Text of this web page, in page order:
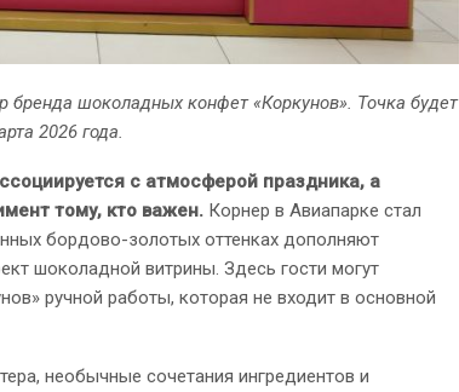
бренда шоколадных конфет «Коркунов». Точка будет
2026 года.
с атмосферой праздника, а
тому, кто важен. Корнер в Авиапарке стал
бордово-золотых оттенках дополняют
шоколадной витрины. Здесь гости могут
ручной работы, которая не входит в основной
необычные сочетания ингредиентов и